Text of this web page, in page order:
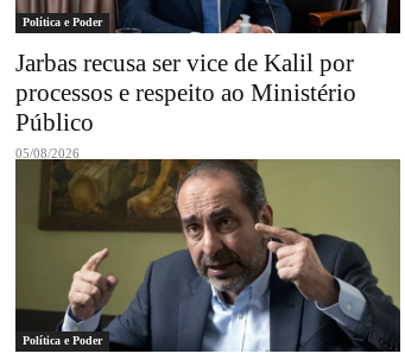
Política e Poder
Jarbas recusa ser vice de Kalil por
processos e respeito ao Ministério
Público
05/08/2026
Política e Poder